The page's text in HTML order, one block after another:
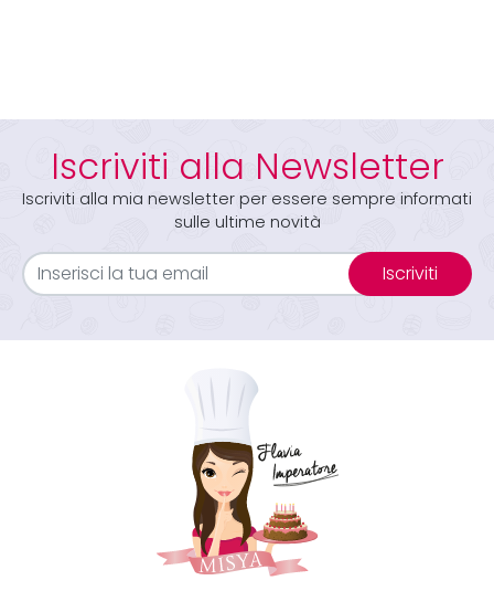
Iscriviti alla Newsletter
Iscriviti alla mia newsletter per essere sempre informati
sulle ultime novità
Iscriviti